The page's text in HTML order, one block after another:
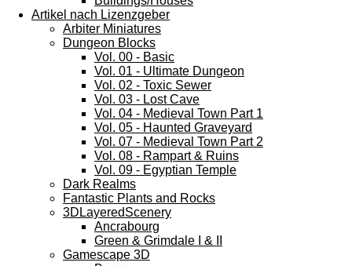
Artikel nach Lizenzgeber
Arbiter Miniatures
Dungeon Blocks
Vol. 00 - Basic
Vol. 01 - Ultimate Dungeon
Vol. 02 - Toxic Sewer
Vol. 03 - Lost Cave
Vol. 04 - Medieval Town Part 1
Vol. 05 - Haunted Graveyard
Vol. 07 - Medieval Town Part 2
Vol. 08 - Rampart & Ruins
Vol. 09 - Egyptian Temple
Dark Realms
Fantastic Plants and Rocks
3DLayeredScenery
Ancrabourg
Green & Grimdale I & II
Gamescape 3D